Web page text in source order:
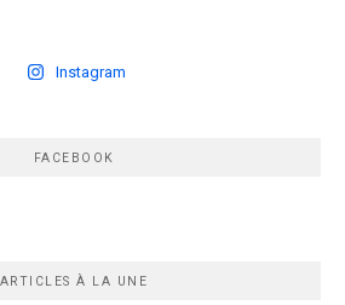
Instagram
FACEBOOK
ARTICLES À LA UNE